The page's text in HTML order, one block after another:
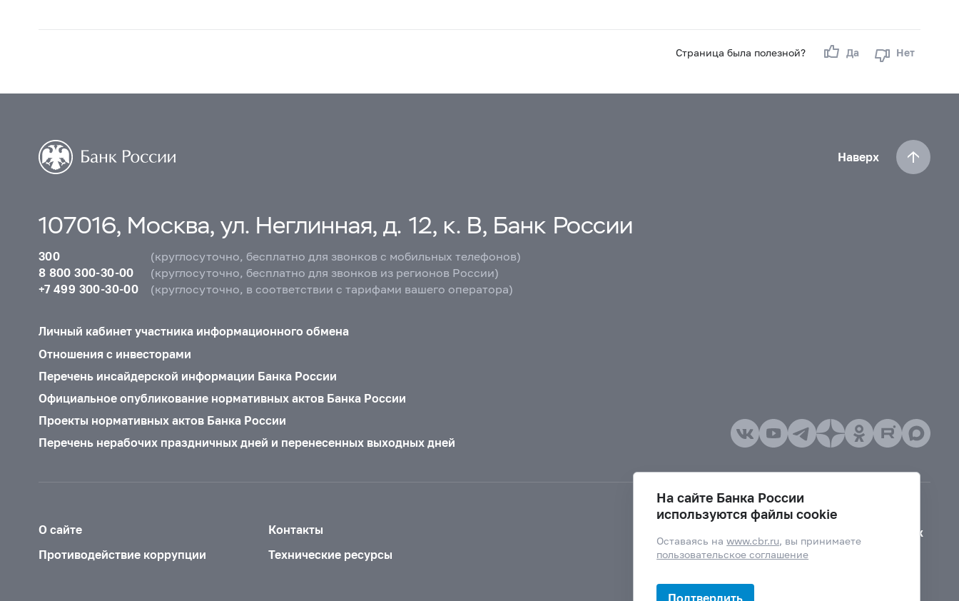
Страница была полезной? Да Нет
Наверх
107016, Москва, ул. Неглинная, д. 12, к. В, Банк России
300
(круглосуточно, бесплатно для звонков с мобильных телефонов)
8 800 300-30-00
(круглосуточно, бесплатно для звонков из регионов России)
+7 499 300-30-00
(круглосуточно, в соответствии с тарифами вашего оператора)
Личный кабинет участника информационного обмена
Отношения с инвесторами
Перечень инсайдерской информации Банка России
Официальное опубликование нормативных актов Банка России
Проекты нормативных актов Банка России
Перечень нерабочих праздничных дней и перенесенных выходных дней
О сайте
Контакты
Противодействие коррупции
Технические ресурсы
Версия для слабовидящих
На сайте Банка России
используются файлы cookie
Оставаясь наwww.cbr.ru, вы принимаете
пользовательское соглашение
Подтвердить